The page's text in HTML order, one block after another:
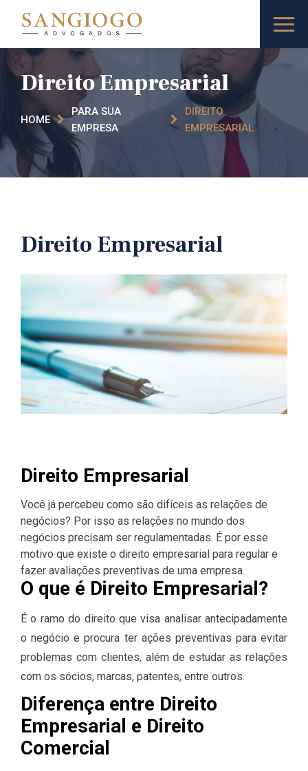
Direito Empresarial
HOME
PARA SUA
EMPRESA
DIREITO
EMPRESARIAL
Direito Empresarial
Direito Empresarial
Você já percebeu como são difíceis as relações de
negócios? Por isso as relações no mundo dos
negócios precisam ser regulamentadas. É por esse
motivo que existe o direito empresarial para regular e
fazer avaliações preventivas de uma empresa.
O que é Direito Empresarial?
É o ramo do direito que visa analisar antecipadamente
o negócio e procura ter ações preventivas para evitar
problemas com clientes, além de estudar as relações
com os sócios, marcas, patentes, entre outros.
Diferença entre Direito
Empresarial e Direito
Comercial